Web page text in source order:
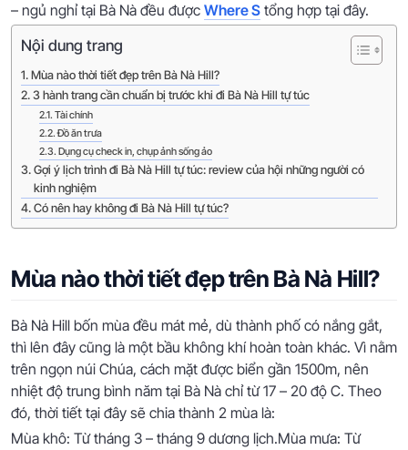
– ngủ nghỉ tại Bà Nà đều được Where S tổng hợp tại đây.
Nội dung trang
Mùa nào thời tiết đẹp trên Bà Nà Hill?
3 hành trang cần chuẩn bị trước khi đi Bà Nà Hill tự túc
Tài chính
Đồ ăn trưa
Dụng cụ check in, chụp ảnh sống ảo
Gợi ý lịch trình đi Bà Nà Hill tự túc: review của hội những người có
kinh nghiệm
Có nên hay không đi Bà Nà Hill tự túc?
Mùa nào thời tiết đẹp trên Bà Nà Hill?
Bà Nà Hill bốn mùa đều mát mẻ, dù thành phố có nắng gắt,
thì lên đây cũng là một bầu không khí hoàn toàn khác. Vì nằm
trên ngọn núi Chúa, cách mặt được biển gần 1500m, nên
nhiệt độ trung bình năm tại Bà Nà chỉ từ 17 – 20 độ C. Theo
đó, thời tiết tại đây sẽ chia thành 2 mùa là:
Mùa khô: Từ tháng 3 – tháng 9 dương lịch.Mùa mưa: Từ